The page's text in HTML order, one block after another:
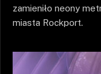
zamieniło neony
miasta Rockport.